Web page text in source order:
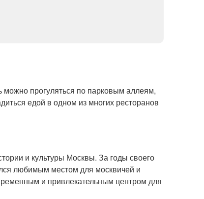
можно прогуляться по парковым аллеям,
едой в одном из многих ресторанов
и культуры Москвы. За годы своего
любимым местом для москвичей и
и привлекательным центром для